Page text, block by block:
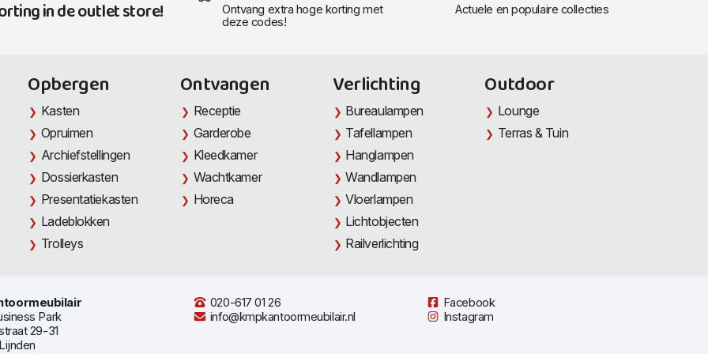
in de outlet store!
Ontvang extra hoge korting met
deze codes!
Actuele en populaire collecties
Opbergen
Kasten
Opruimen
Archiefstellingen
Dossierkasten
Presentatiekasten
Ladeblokken
Trolleys
Ontvangen
Receptie
Garderobe
Kleedkamer
Wachtkamer
Horeca
Verlichting
Bureaulampen
Tafellampen
Hanglampen
Wandlampen
Vloerlampen
Lichtobjecten
Railverlichting
Outdoor
Lounge
Terras & Tuin
Park
29-31
020-617 01 26
info@kmpkantoormeubilair.nl
Facebook
Instagram